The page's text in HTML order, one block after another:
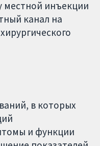
местной инъекции
канал на
в которых
и функции